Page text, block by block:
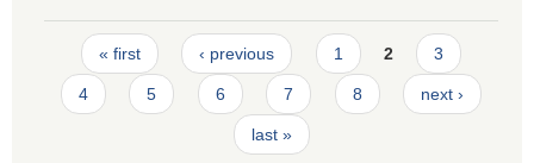
Pages
« first ‹ previous 1 2 3
4 5 6 7 8 next ›
last »